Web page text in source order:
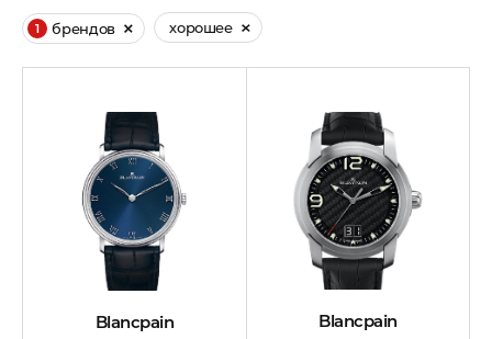
1 брендов хорошее
Blancpain Blancpain